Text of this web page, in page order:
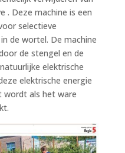
. Deze machine is een
selectieve
de wortel. De machine
de stengel en de
elektrische
elektrische energie
wordt als het ware